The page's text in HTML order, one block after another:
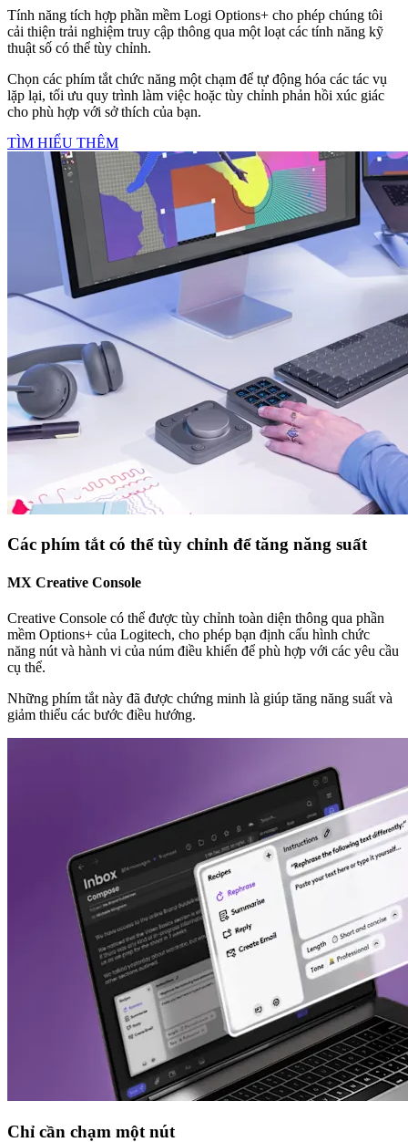
Tính năng tích hợp phần mềm Logi Options+ cho phép chúng tôi
cải thiện trải nghiệm truy cập thông qua một loạt các tính năng kỹ
thuật số có thể tùy chỉnh.
Chọn các phím tắt chức năng một chạm để tự động hóa các tác vụ
lặp lại, tối ưu quy trình làm việc hoặc tùy chỉnh phản hồi xúc giác
cho phù hợp với sở thích của bạn.
TÌM HIỂU THÊM
Các phím tắt có thể tùy chỉnh để tăng năng suất
MX Creative Console
Creative Console có thể được tùy chỉnh toàn diện thông qua phần
mềm Options+ của Logitech, cho phép bạn định cấu hình chức
năng nút và hành vi của núm điều khiển để phù hợp với các yêu cầu
cụ thể.
Những phím tắt này đã được chứng minh là giúp tăng năng suất và
giảm thiểu các bước điều hướng.
Chỉ cần chạm một nút